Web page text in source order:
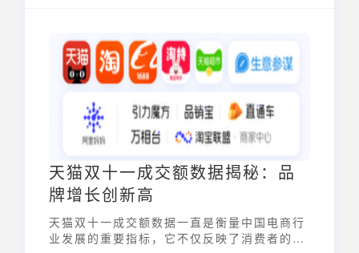
编制和税务的合规管理，旨在帮助电商企业清
晰掌握财务状况，优化运营决策，并实现可持
续发展。
天猫双十一成交额数据揭秘：品
牌增长创新高
天猫双十一成交额数据一直是衡量中国电商行
业发展的重要指标，它不仅反映了消费者的购